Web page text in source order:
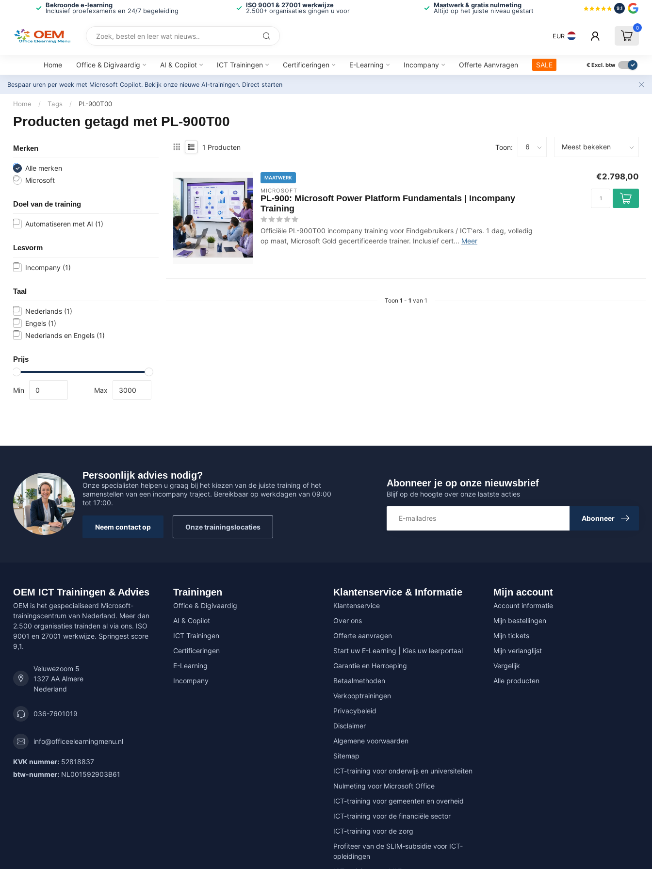
Bekroonde e-learning
Inclusief proefexamens en 24/7 begeleiding
ISO 9001 & 27001 werkwijze
2.500+ organisaties gingen u voor
Maatwerk & gratis nulmeting
Altijd op het juiste niveau gestart
9.1
EUR
0
Home Office & Digivaardig AI & Copilot ICT Trainingen Certificeringen E-Learning Incompany Offerte Aanvragen SALE € Excl. btw
Bespaar uren per week met Microsoft Copilot. Bekijk onze nieuwe AI-trainingen. Direct starten
Home / Tags / PL-900T00
Producten getagd met PL-900T00
Merken
Alle merken
Microsoft
Doel van de training
Automatiseren met AI (1)
Lesvorm
Incompany (1)
Taal
Nederlands (1)
Engels (1)
Nederlands en Engels (1)
Prijs
Min Max
1 Producten Toon:
MAATWERK
MICROSOFT
PL-900: Microsoft Power Platform Fundamentals | Incompany
Training
Officiële PL-900T00 incompany training voor Eindgebruikers / ICT'ers. 1 dag, volledig
op maat, Microsoft Gold gecertificeerde trainer. Inclusief cert... Meer
€2.798,00
Toon 1 - 1 van 1
Persoonlijk advies nodig?
Onze specialisten helpen u graag bij het kiezen van de juiste training of het
samenstellen van een incompany traject. Bereikbaar op werkdagen van 09:00
tot 17:00.
Neem contact op Onze trainingslocaties
Abonneer je op onze nieuwsbrief
Blijf op de hoogte over onze laatste acties
Abonneer
OEM ICT Trainingen & Advies
OEM is het gespecialiseerd Microsoft-
trainingscentrum van Nederland. Meer dan
2.500 organisaties trainden al via ons. ISO
9001 en 27001 werkwijze. Springest score
9,1.
Veluwezoom 5
1327 AA Almere
Nederland
036-7601019
info@officeelearningmenu.nl
KVK nummer: 52818837
btw-nummer: NL001592903B61
Trainingen
Office & Digivaardig
AI & Copilot
ICT Trainingen
Certificeringen
E-Learning
Incompany
Klantenservice & Informatie
Klantenservice
Over ons
Offerte aanvragen
Start uw E-Learning | Kies uw leerportaal
Garantie en Herroeping
Betaalmethoden
Verkooptrainingen
Privacybeleid
Disclaimer
Algemene voorwaarden
Sitemap
ICT-training voor onderwijs en universiteiten
Nulmeting voor Microsoft Office
ICT-training voor gemeenten en overheid
ICT-training voor de financiële sector
ICT-training voor de zorg
Profiteer van de SLIM-subsidie voor ICT-
opleidingen
Mijn account
Account informatie
Mijn bestellingen
Mijn tickets
Mijn verlanglijst
Vergelijk
Alle producten